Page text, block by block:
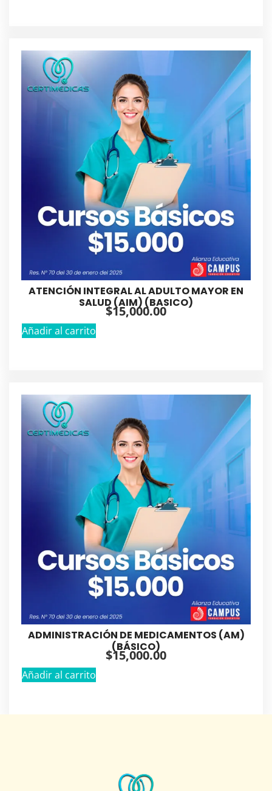
ATENCIÓN INTEGRAL AL ADULTO MAYOR EN
SALUD (AIM) (BASICO)
$15,000.00
Añadir al carrito
ADMINISTRACIÓN DE MEDICAMENTOS (AM)
(BÁSICO)
$15,000.00
Añadir al carrito